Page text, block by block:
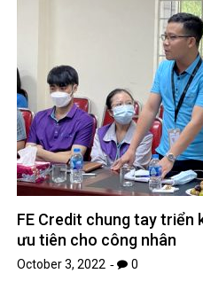
FE Credit chung tay triển
ưu tiên cho công nhân
October 3, 2022 0